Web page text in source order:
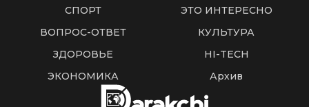
СПОРТ
ЭТО ИНТЕРЕСНО
ВОПРОС-ОТВЕТ
КУЛЬТУРА
ЗДОРОВЬЕ
HI-TECH
ЭКОНОМИКА
Архив